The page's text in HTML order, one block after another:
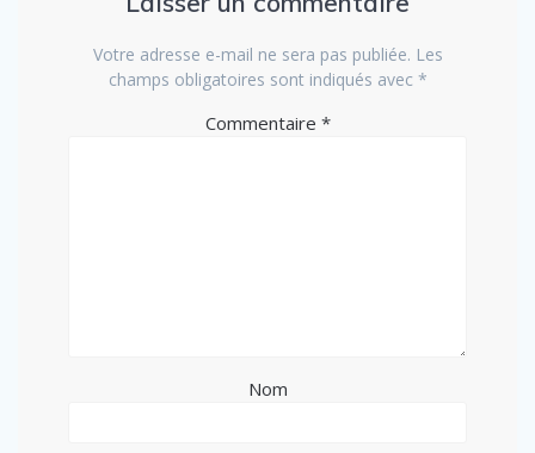
Votre adresse e-mail ne sera pas publiée. Les
champs obligatoires sont indiqués avec *
Commentaire *
Nom